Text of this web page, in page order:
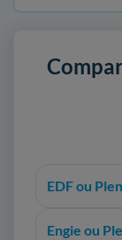
EDF ou
Engie ou